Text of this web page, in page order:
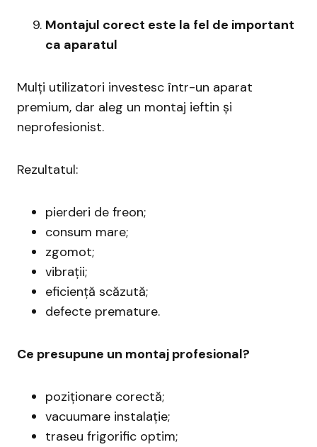
Montajul corect este la fel de important
ca aparatul
Mulți utilizatori investesc într-un aparat
premium, dar aleg un montaj ieftin și
neprofesionist.
Rezultatul:
pierderi de freon;
consum mare;
zgomot;
vibrații;
eficiență scăzută;
defecte premature.
Ce presupune un montaj profesional?
poziționare corectă;
vacuumare instalație;
traseu frigorific optim;